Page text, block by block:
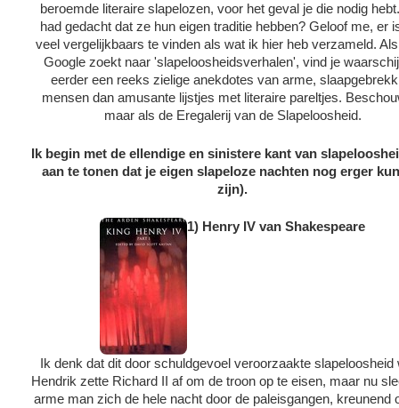
beroemde literaire slapelozen, voor het geval je die nodig
had gedacht dat ze hun eigen traditie hebben? Geloof me, er
veel vergelijkbaars te vinden als wat ik hier heb verzameld.
Google zoekt naar 'slapeloosheidsverhalen', vind je
eerder een reeks zielige anekdotes van arme,
mensen dan amusante lijstjes met literaire pareltjes.
maar als de Eregalerij van de Slapeloosheid.
Ik begin met de ellendige en sinistere kant van
aan te tonen dat je eigen slapeloze nachten nog erger
zijn).
1) Henry IV van Shakespeare
Ik denk dat dit door schuldgevoel veroorzaakte slapeloosheid
Hendrik zette Richard II af om de troon op te eisen, maar nu
arme man zich de hele nacht door de paleisgangen, kreunend